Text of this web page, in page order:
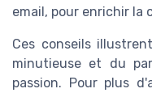
email, pour enrichir la
Ces conseils
minutieuse et du
passion. Pour plus